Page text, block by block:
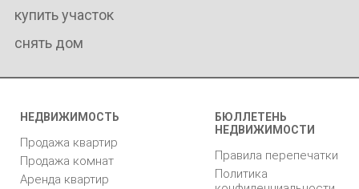
купить участок
снять дом
НЕДВИЖИМОСТЬ
Продажа квартир
Продажа комнат
Аренда квартир
БЮЛЛЕТЕНЬ
НЕДВИЖИМОСТИ
Правила перепечатки
Политика